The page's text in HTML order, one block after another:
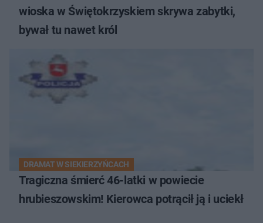
wioska w Świętokrzyskiem skrywa zabytki,
bywał tu nawet król
DRAMAT W SIEKIERZYŃCACH
Tragiczna śmierć 46-latki w powiecie
hrubieszowskim! Kierowca potrącił ją i uciekł